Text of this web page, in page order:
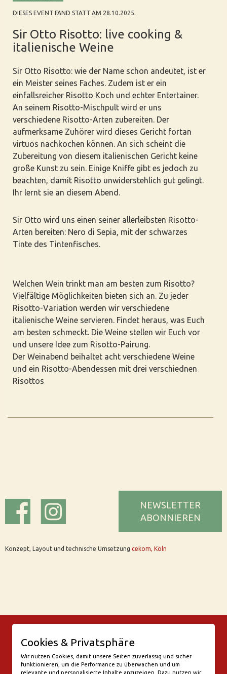
DIESES EVENT FAND STATT AM 28.10.2025.
Sir Otto Risotto: live cooking &
italienische Weine
Sir Otto Risotto: wie der Name schon andeutet, ist er
ein Meister seines Faches. Zudem ist er ein
einfallsreicher Risotto Koch und echter Entertainer.
An seinem Risotto-Mischpult wird er uns
verschiedene Risotto-Arten zubereiten. Der
aufmerksame Zuhörer wird dieses Gericht fortan
virtuos nachkochen können. An sich scheint die
Zubereitung von diesem italienischen Gericht keine
große Kunst zu sein. Einige Kniffe gibt es jedoch zu
beachten, damit Risotto unwiderstehlich gut gelingt.
Ihr lernt sie an diesem Abend.
Sir Otto wird uns einen seiner allerleibsten Risotto-
Arten bereiten: Nero di Sepia, mit der schwarzes
Tinte des Tintenfisches.
Welchen Wein trinkt man am besten zum Risotto?
Vielfältige Möglichkeiten bieten sich an. Zu jeder
Risotto-Variation werden wir verschiedene
italienische Weine servieren. Findet heraus, was Euch
am besten schmeckt. Die Weine stellen wir Euch vor
und unsere Idee zum Risotto-Pairung.
Der Weinabend beihaltet acht verschiedene Weine
und ein Risotto-Abendessen mit drei verschiednen
Risottos
Konzept, Layout und technische Umsetzung cekom, Köln
NEWSLETTER
ABONNIEREN
Friesenwall 58
50672 Köln
valentine@bar-rix.de
Cookies & Privatsphäre
Wir nutzen Cookies, damit unsere Seiten zuverlässig und sicher
funktionieren, um die Performance zu überwachen und um
relevante und personalisierte Inhalte anzuzeigen. Dazu nutzen wir